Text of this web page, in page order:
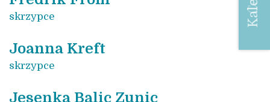
skrzypce
Joanna Kreft
skrzypce
Jesenka Balic Zunic